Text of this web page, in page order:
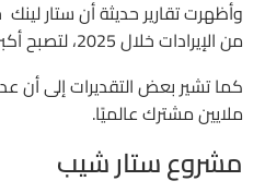
من الإيرادات خلال 2025، لتصبح أكبر مصدر دخل للشركة.
ملايين مشترك عالميًا.
مشروع ستار شيب